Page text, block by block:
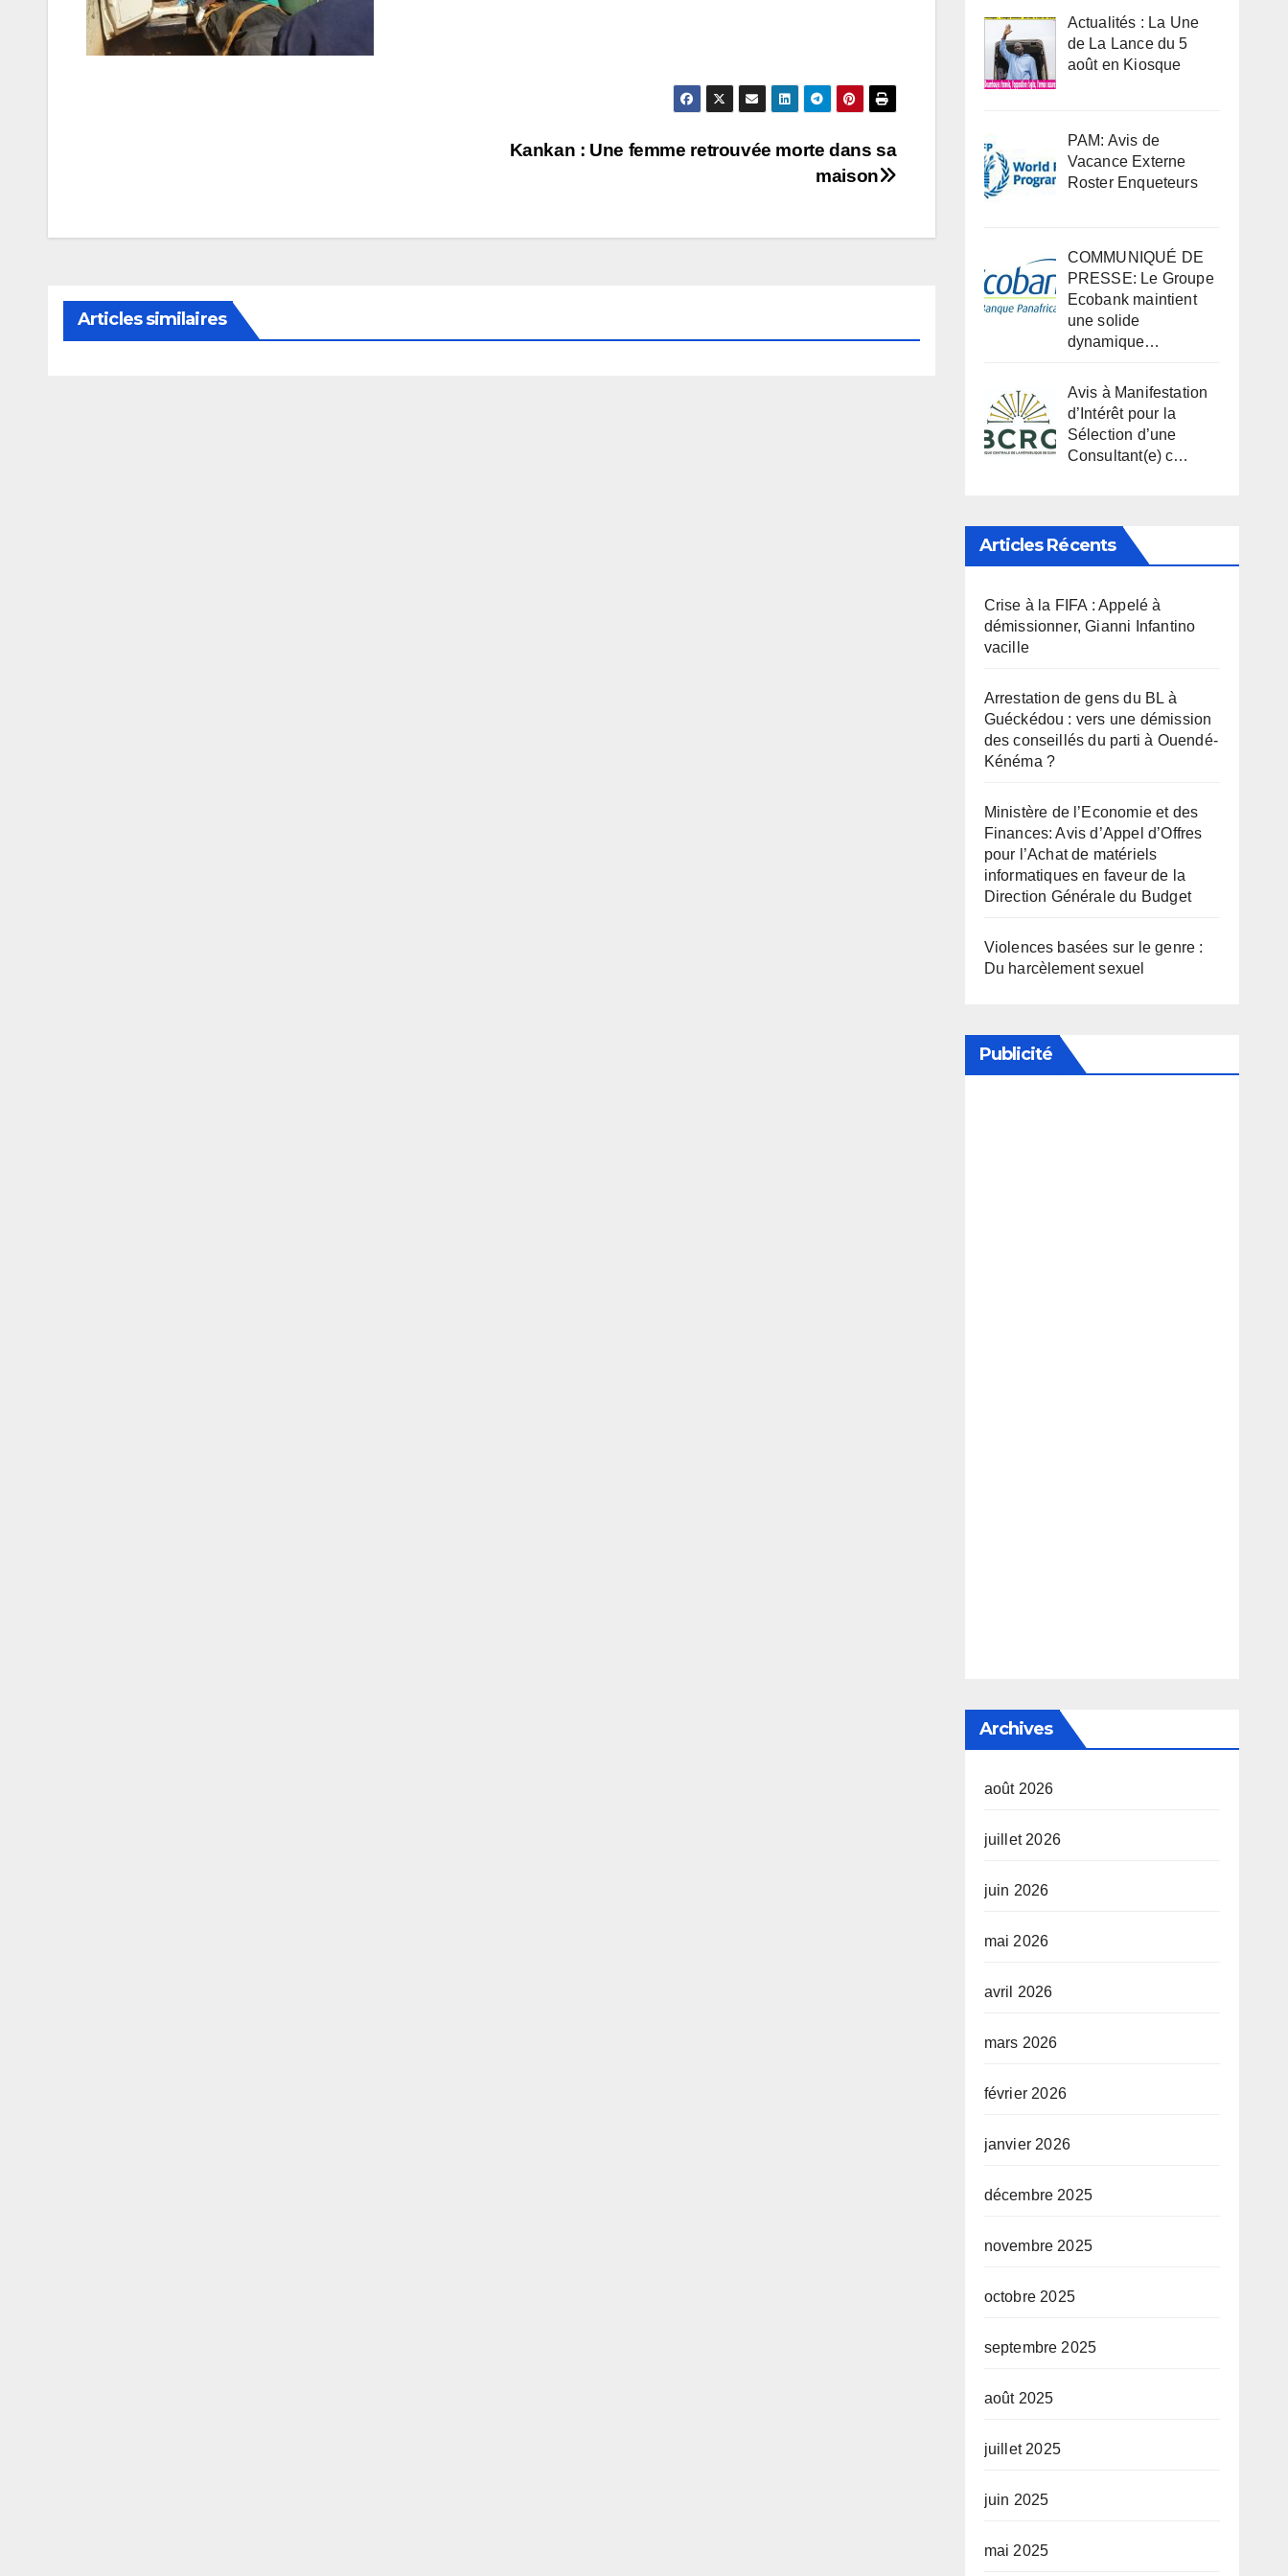
l’article
Kankan : Une femme retrouvée morte dans sa
maison
Articles similaires
Actualités : La Une
de La Lance du 5
août en Kiosque
PAM: Avis de
Vacance Externe
Roster Enqueteurs
COMMUNIQUÉ DE
PRESSE: Le Groupe
Ecobank maintient
une solide
dynamique…
Avis à Manifestation
d’Intérêt pour la
Sélection d’une
Consultant(e) c…
Articles Récents
Crise à la FIFA : Appelé à
démissionner, Gianni Infantino
vacille
Arrestation de gens du BL à
Guéckédou : vers une démission
des conseillés du parti à Ouendé-
Kénéma ?
Ministère de l’Economie et des
Finances: Avis d’Appel d’Offres
pour l’Achat de matériels
informatiques en faveur de la
Direction Générale du Budget
Violences basées sur le genre :
Du harcèlement sexuel
Publicité
Archives
août 2026
juillet 2026
juin 2026
mai 2026
avril 2026
mars 2026
février 2026
janvier 2026
décembre 2025
novembre 2025
octobre 2025
septembre 2025
août 2025
juillet 2025
juin 2025
mai 2025